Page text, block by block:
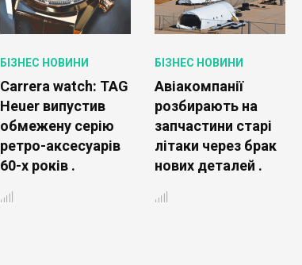
БІЗНЕС НОВИНИ
Carrera watch: TAG
Heuer випустив
обмежену серію
ретро-аксесуарів
60-х років .
БІЗНЕС НОВИНИ
Авіакомпанії
розбирають на
запчастини старі
літаки через брак
нових деталей .